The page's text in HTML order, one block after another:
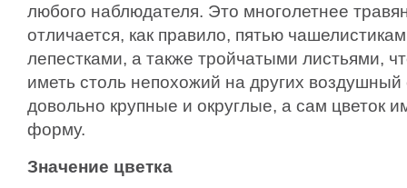
любого наблюдателя. Это многолетнее
отличается, как правило, пятью
лепестками, а также тройчатыми листьями,
иметь столь непохожий на других воздушный
довольно крупные и округлые, а сам цветок
форму.
Значение цветка